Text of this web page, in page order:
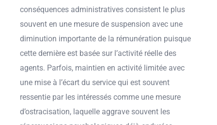
conséquences administratives consistent le plus
souvent en une mesure de suspension avec une
diminution importante de la rémunération puisque
cette dernière est basée sur l’activité réelle des
agents. Parfois, maintien en activité limitée avec
une mise à l’écart du service qui est souvent
ressentie par les intéressés comme une mesure
d’ostracisation, laquelle aggrave souvent les